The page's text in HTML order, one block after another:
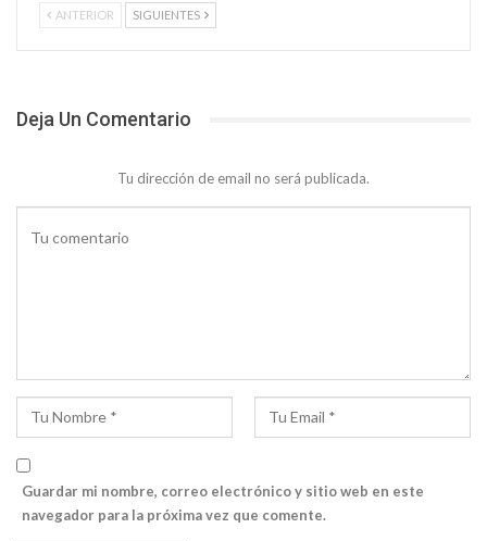
ANTERIOR SIGUIENTES
Deja Un Comentario
Tu dirección de email no será publicada.
Guardar mi nombre, correo electrónico y sitio web en este
navegador para la próxima vez que comente.